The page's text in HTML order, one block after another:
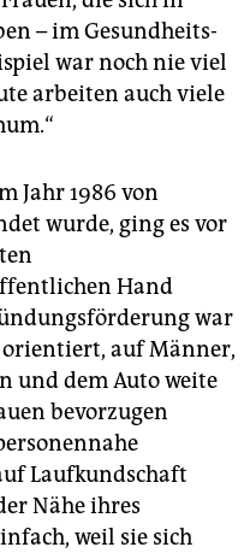
– im Gesundheits-
war noch nie viel
arbeiten auch viele
Jahr 1986 von
wurde, ging es vor
Hand
war
auf Männer,
und dem Auto weite
bevorzugen
Laufkundschaft
Nähe ihres
weil sie sich